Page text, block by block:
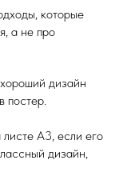
которые
а не про
дизайн
постер.
А3, если его
дизайн,